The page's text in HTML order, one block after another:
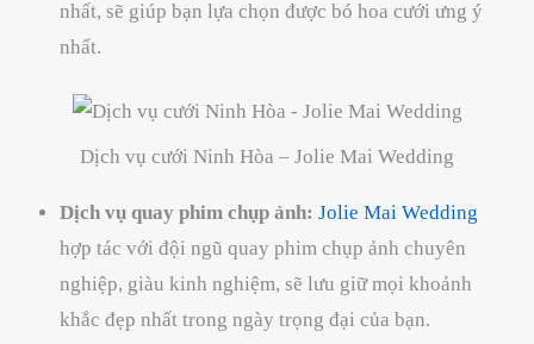
nhất, sẽ giúp bạn lựa chọn được bó hoa cưới ưng ý
nhất.
Dịch vụ cưới Ninh Hòa – Jolie Mai Wedding
Dịch vụ quay phim chụp ảnh: Jolie Mai Wedding
hợp tác với đội ngũ quay phim chụp ảnh chuyên
nghiệp, giàu kinh nghiệm, sẽ lưu giữ mọi khoảnh
khắc đẹp nhất trong ngày trọng đại của bạn.